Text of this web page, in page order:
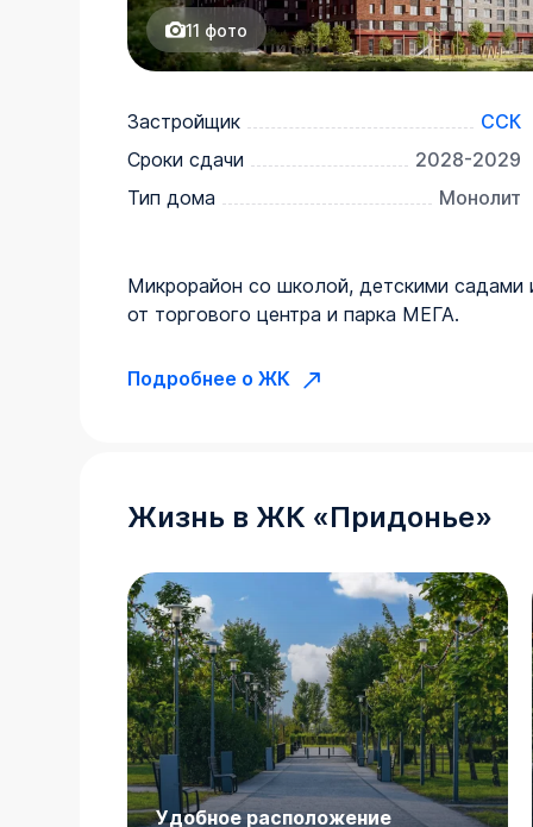
11 фото
Застройщик ССК
Сроки сдачи
2028-2029
Тип дома
Монолит
Микрорайон со школой, детскими садами
от торгового центра и парка МЕГА.
Подробнее о ЖК
Жизнь в ЖК «Придонье»
Удобное расположение